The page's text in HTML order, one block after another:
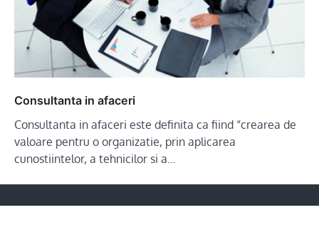
Consultanta in afaceri
Consultanta in afaceri este definita ca fiind “crearea de
valoare pentru o organizatie, prin aplicarea
cunostiintelor, a tehnicilor si a…